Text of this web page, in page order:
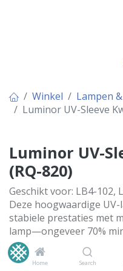
Home Search
Winkel
Lampen
Luminor UV-Sleeve
Luminor UV-
(RQ-820)
Geschikt voor: LB4-102,
Deze hoogwaardige
stabiele prestaties met
lamp—ongeveer 70%
fabrikanten. Gemaakt
gepatenteerde